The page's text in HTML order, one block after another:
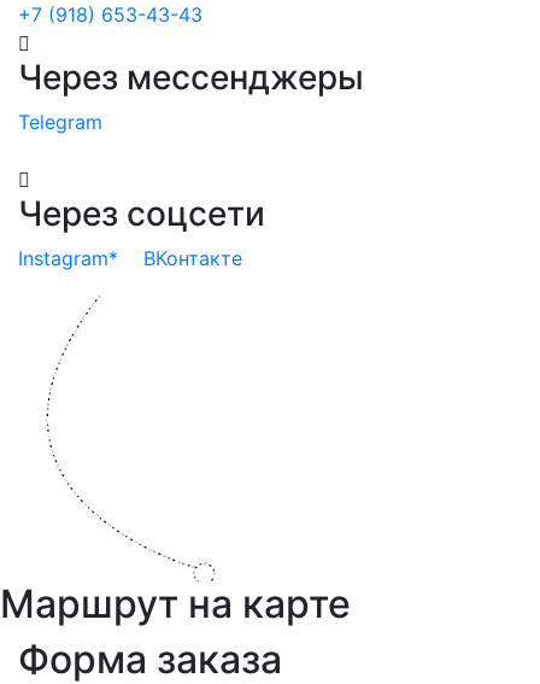
+7 (918) 653-43-43
Через мессенджеры
Telegram
Через соцсети
Instagram* ВКонтакте
Маршрут на карте
Форма заказа